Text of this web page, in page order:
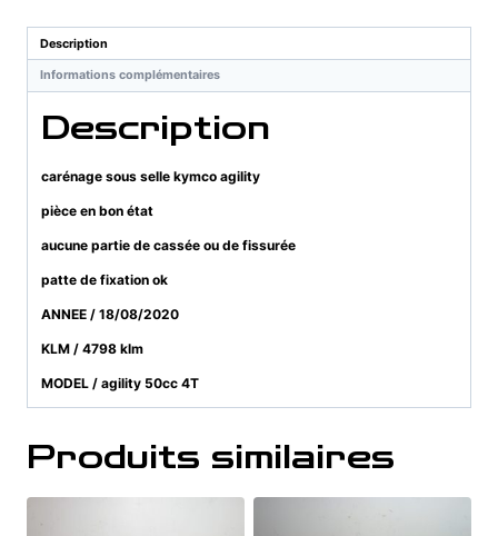
Description
Informations complémentaires
Description
carénage sous selle kymco agility
pièce en bon état
aucune partie de cassée ou de fissurée
patte de fixation ok
ANNEE / 18/08/2020
KLM / 4798 klm
MODEL / agility 50cc 4T
Produits similaires